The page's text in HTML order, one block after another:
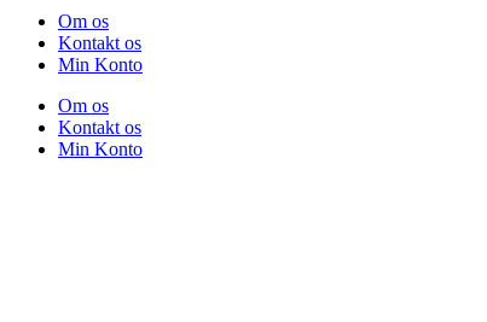
Om os
Kontakt os
Min Konto
Om os
Kontakt os
Min Konto